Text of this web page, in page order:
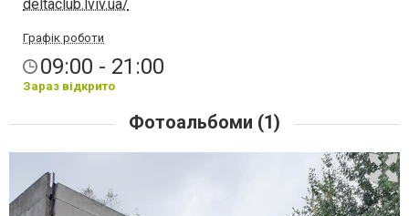
deltaclub.lviv.ua/
Графік роботи
09:00 - 21:00
Зараз відкрито
Фотоальбоми (1)